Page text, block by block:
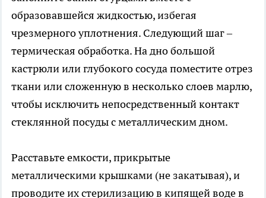
образовавшейся жидкостью, избегая
чрезмерного уплотнения. Следующий шаг –
термическая обработка. На дно большой
кастрюли или глубокого сосуда поместите отрез
ткани или сложенную в несколько слоев марлю,
чтобы исключить непосредственный контакт
стеклянной посуды с металлическим дном.
Расставьте емкости, прикрытые
металлическими крышками (не закатывая), и
проводите их стерилизацию в кипящей воде в